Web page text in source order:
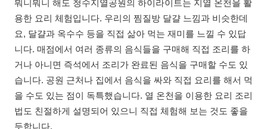
뭐니뭐니 해도 청수지열공원의 하이라이트는 지열 온천을 활
용한 요리 체험입니다. 우리의 찜질방 달걀 느낌과 비슷한데
요, 달걀과 옥수수 등을 직접 삶아 먹는 재미를 느낄 수 있답
니다. 매점에서 여러 종류의 음식들을 구매해 직접 조리를 하
거나 아니면 즉석에서 조리가 완료된 음식을 구매할 수도 있
습니다. 공원 근처나 집에서 음식을 싸와 직접 요리를 해서 먹
을 수도 있는 점이 독특했습니다. 열 온천을 이용한 요리 조리
법도 친절하게 설명되어 있으니 직접 체험해 보는 것도 좋을
듯합니다.